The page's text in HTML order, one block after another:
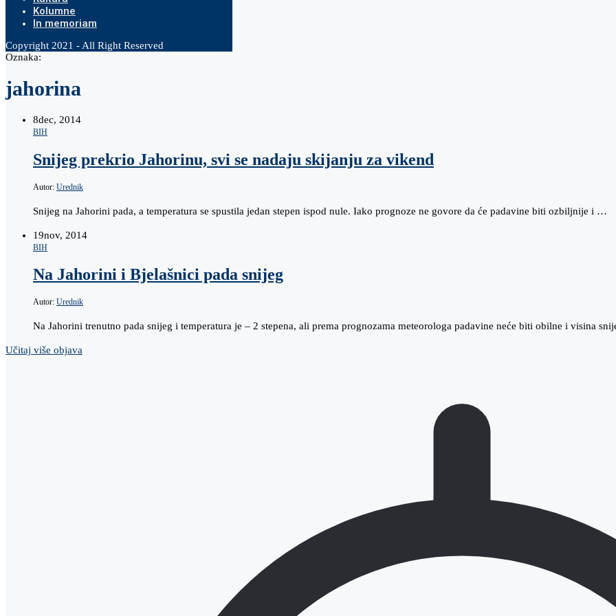
Kolumne
In memoriam
Copyright 2021 - All Right Reserved
Oznaka:
jahorina
8dec, 2014
BIH
Snijeg prekrio Jahorinu, svi se nadaju skijanju za vikend
Autor: Urednik
Snijeg na Jahorini pada, a temperatura se spustila jedan stepen ispod nule. Iako prognoze ne govore da će padavine biti ozbiljnije i …
19nov, 2014
BIH
Na Jahorini i Bjelašnici pada snijeg
Autor: Urednik
Na Jahorini trenutno pada snijeg i temperatura je – 2 stepena, ali prema prognozama meteorologa padavine neće biti obilne i visina
Učitaj više objava